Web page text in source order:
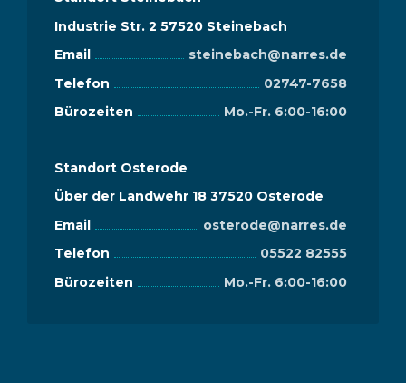
Industrie Str. 2 57520 Steinebach
Email
steinebach@narres.de
Telefon
02747-7658
Bürozeiten
Mo.-Fr. 6:00-16:00
Standort Osterode
Über der Landwehr 18 37520 Osterode
Email
osterode@narres.de
Telefon
05522 82555
Bürozeiten
Mo.-Fr. 6:00-16:00